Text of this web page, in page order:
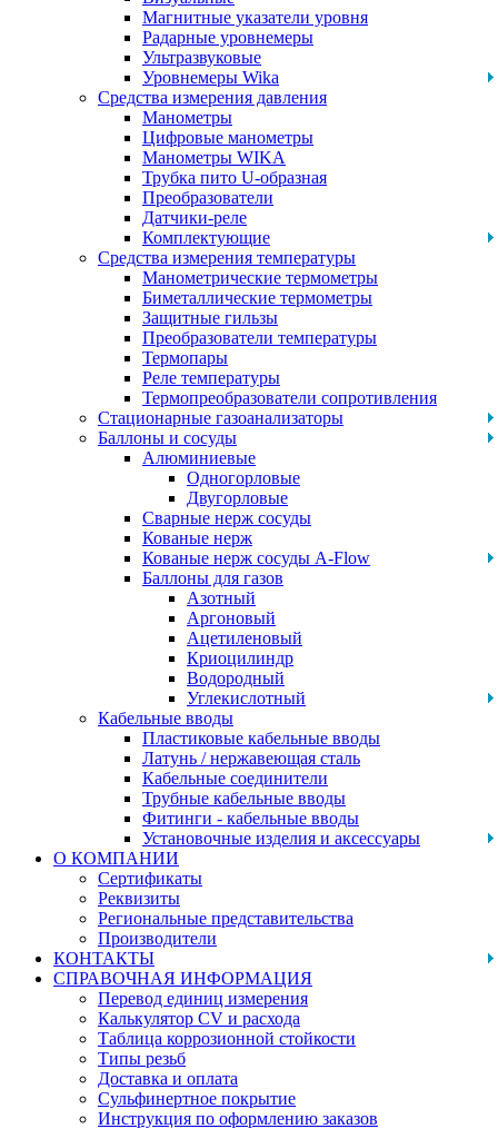
Магнитные указатели уровня
Радарные уровнемеры
Ультразвуковые
Уровнемеры Wika
Средства измерения давления
Манометры
Цифровые манометры
Манометры WIKA
Трубка пито U-образная
Преобразователи
Датчики-реле
Комплектующие
Средства измерения температуры
Манометрические термометры
Биметаллические термометры
Защитные гильзы
Преобразователи температуры
Термопары
Реле температуры
Термопреобразователи сопротивления
Стационарные газоанализаторы
Баллоны и сосуды
Алюминиевые
Одногорловые
Двугорловые
Сварные нерж сосуды
Кованые нерж
Кованые нерж сосуды A-Flow
Баллоны для газов
Азотный
Аргоновый
Ацетиленовый
Криоцилиндр
Водородный
Углекислотный
Кабельные вводы
Пластиковые кабельные вводы
Латунь / нержавеющая сталь
Кабельные соединители
Трубные кабельные вводы
Фитинги - кабельные вводы
Установочные изделия и аксессуары
О КОМПАНИИ
Сертификаты
Реквизиты
Региональные представительства
Производители
КОНТАКТЫ
СПРАВОЧНАЯ ИНФОРМАЦИЯ
Перевод единиц измерения
Калькулятор CV и расхода
Таблица коррозионной стойкости
Типы резьб
Доставка и оплата
Сульфинертное покрытие
Инструкция по оформлению заказов